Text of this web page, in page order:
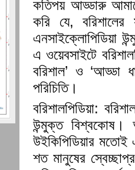
কতিপয় আড্ডারু
করি যে,
এনসাইক্লোপিডিয়া
এ ওয়েবসাইটে
বরিশাল’ ও ‘আড্ডা
পরিচিতি।
বরিশালপিডিয়া:
উন্মুক্ত বিশ্বকোষ।
উইকিপিডিয়ার মতোই
শত মানুষের